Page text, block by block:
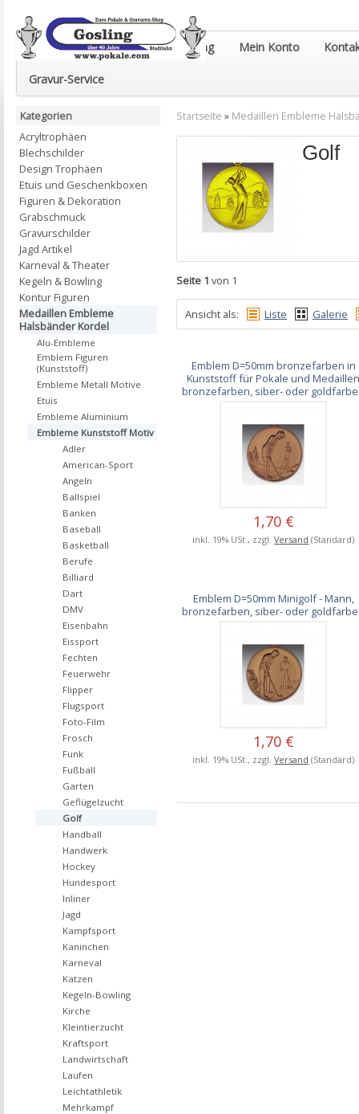
Euro-Pokale & Gravur-Shop Gosling Mein Konto
Gravur-Service
Startseite » Medaillen Embleme
Golf
Seite 1 von 1
Ansicht als: Liste Galerie
Emblem D=50mm bronzefarben in
Kunststoff für Pokale und
bronzefarben, siber- oder
1,70 €
inkl. 19% USt., zzgl.Versand (Standard)
Emblem D=50mm Minigolf - Mann,
bronzefarben, siber- oder
1,70 €
inkl. 19% USt., zzgl.Versand (Standard)
Kategorien
Acryltrophäen
Blechschilder
Design Trophäen
Etuis und Geschenkboxen
Figuren & Dekoration
Grabschmuck
Gravurschilder
Jagd Artikel
Karneval & Theater
Kegeln & Bowling
Kontur Figuren
Medaillen Embleme
Halsbänder Kordel
Alu-Embleme
Emblem Figuren
(Kunststoff)
Embleme Metall Motive
Etuis
Embleme Aluminium
Embleme Kunststoff Motiv
Adler
American-Sport
Angeln
Ballspiel
Banken
Baseball
Basketball
Berufe
Billiard
Dart
DMV
Eisenbahn
Eissport
Fechten
Feuerwehr
Flipper
Flugsport
Foto-Film
Frosch
Funk
Fußball
Garten
Geflügelzucht
Golf
Handball
Handwerk
Hockey
Hundesport
Inliner
Jagd
Kampfsport
Kaninchen
Karneval
Katzen
Kegeln-Bowling
Kirche
Kleintierzucht
Kraftsport
Landwirtschaft
Laufen
Leichtathletik
Mehrkampf